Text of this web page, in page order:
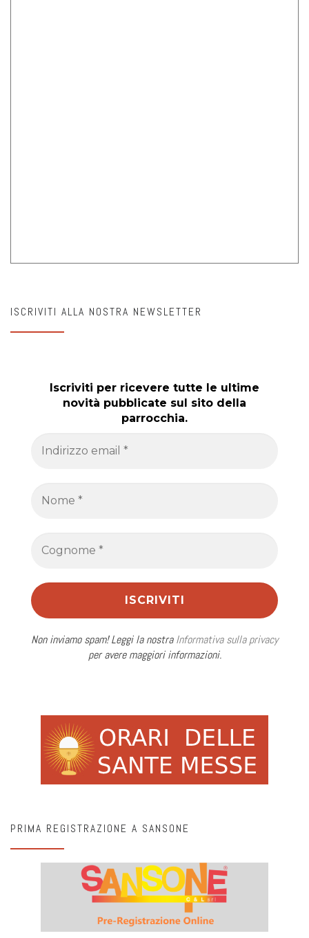
ISCRIVITI ALLA NOSTRA NEWSLETTER
Iscriviti per ricevere tutte le ultime
novità pubblicate sul sito della
parrocchia.
Non inviamo spam! Leggi la nostraInformativa sulla privacy
per avere maggiori informazioni.
PRIMA REGISTRAZIONE A SANSONE